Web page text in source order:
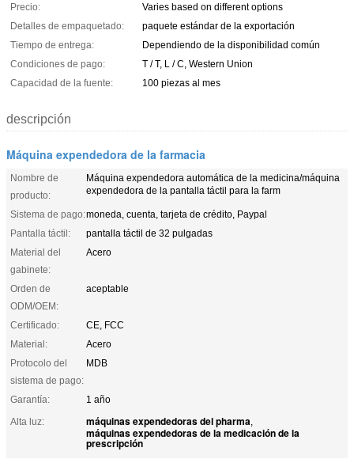
Precio:
Varies based on different options
Detalles de empaquetado:
paquete estándar de la exportación
Tiempo de entrega:
Dependiendo de la disponibilidad común
Condiciones de pago:
T / T, L / C, Western Union
Capacidad de la fuente:
100 piezas al mes
descripción
Máquina expendedora de la farmacia
Nombre de
producto:
Máquina expendedora automática de la medicina/máquina
expendedora de la pantalla táctil para la farm
Sistema de pago:moneda, cuenta, tarjeta de crédito, Paypal
Pantalla táctil:
pantalla táctil de 32 pulgadas
Material del
gabinete:
Acero
Orden de
ODM/OEM:
aceptable
Certificado:
CE, FCC
Material:
Acero
Protocolo del
sistema de pago:
MDB
Garantía:
1 año
Alta luz:
máquinas expendedoras del pharma,
máquinas expendedoras de la medicación de la
prescripción